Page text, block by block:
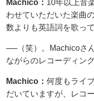
Machico： 10年以上音
わせていただいた楽曲
数よりも英語詞を歌っ
──（笑）。Machicoさ
ながらのレコーディン
Machico： 何度もライ
だいていますが、レコ